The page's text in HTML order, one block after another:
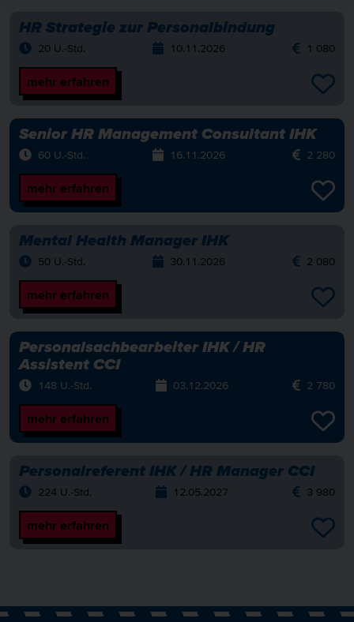
HR Strategie zur Personalbindung
20 U.-Std. 10.11.2026 1 080
mehr erfahren
Senior HR Management Consultant IHK
60 U.-Std. 16.11.2026 2 280
mehr erfahren
Mental Health Manager IHK
50 U.-Std. 30.11.2026 2 080
mehr erfahren
Personalsachbearbeiter IHK / HR
Assistent CCI
148 U.-Std. 03.12.2026 2 780
mehr erfahren
Personalreferent IHK / HR Manager CCI
224 U.-Std. 12.05.2027 3 980
mehr erfahren